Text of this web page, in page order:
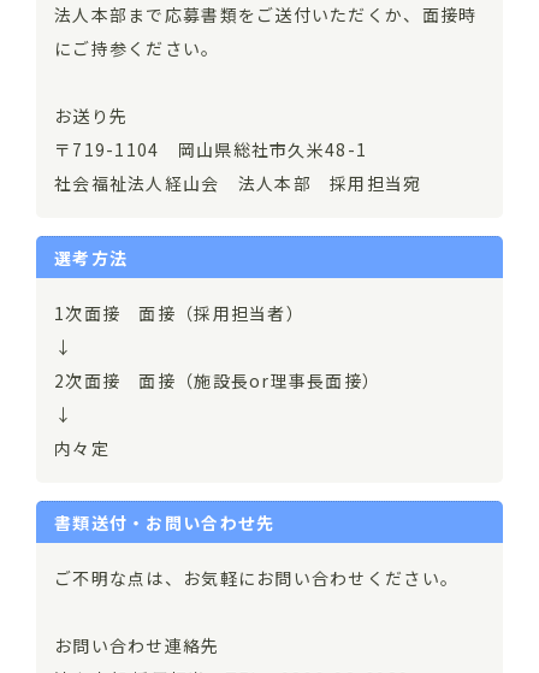
法人本部まで応募書類をご送付いただくか、面接時
にご持参ください。
お送り先
〒719-1104 岡山県総社市久米48-1
社会福祉法人経山会 法人本部 採用担当宛
選考方法
1次面接 面接（採用担当者）
↓
2次面接 面接（施設長or理事長面接）
↓
内々定
書類送付・お問い合わせ先
ご不明な点は、お気軽にお問い合わせください。
お問い合わせ連絡先